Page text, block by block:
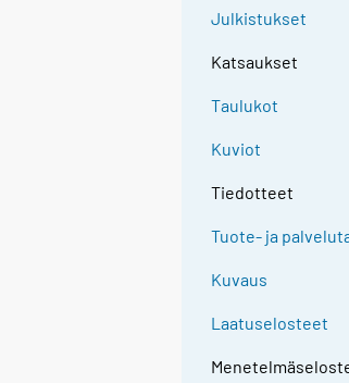
Julkistukset
Katsaukset
Taulukot
Kuviot
Tiedotteet
Tuote- ja
Kuvaus
Laatuselosteet